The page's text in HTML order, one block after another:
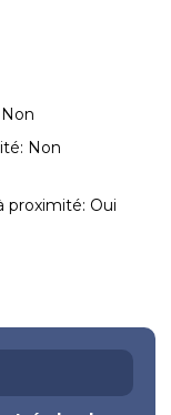
Non
Non
proximité: Oui